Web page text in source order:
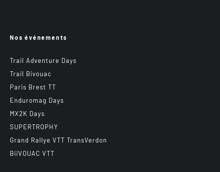
Nos événements
Trail Adventure Days
Trail Bivouac
Paris Brest TT
Enduromag Days
MX2K Days
SUPERTROPHY
Grand Rallye VTT TransVerdon
BiiVOUAC VTT